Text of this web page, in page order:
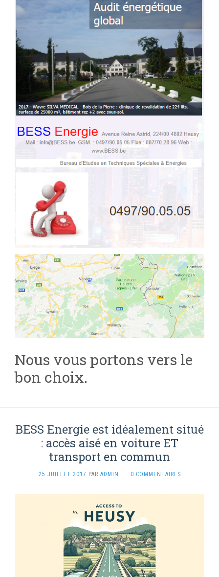
Nous vous portons vers le
bon choix.
BESS Energie est idéalement situé
: accès aisé en voiture ET
transport en commun
25 JUILLET 2017 PAR ADMIN · 0 COMMENTAIRES